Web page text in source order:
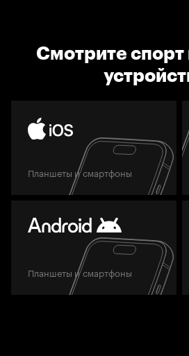
Смотрите
Планшеты и смартфоны
Планшеты и смартфоны